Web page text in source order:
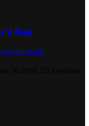
4.8мм